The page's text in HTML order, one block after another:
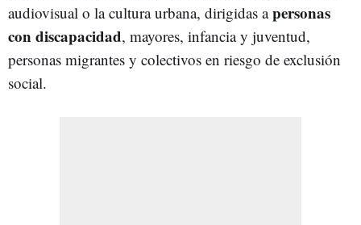
audiovisual o la cultura urbana, dirigidas apersonas
con discapacidad, mayores, infancia y juventud,
personas migrantes y colectivos en riesgo de exclusión
social.